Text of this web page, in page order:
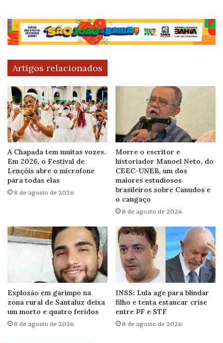
Artigos relacionados
A Chapada tem muitas vozes.
Em 2026, o Festival de
Lençóis abre o microfone
para todas elas
8 de agosto de 2026
Morre o escritor e
historiador Manoel Neto, do
CEEC-UNEB, um dos
maiores estudiosos
brasileiros sobre Canudos e
o cangaço
8 de agosto de 2026
Explosão em garimpo na
zona rural de Santaluz deixa
um morto e quatro feridos
8 de agosto de 2026
INSS: Lula age para blindar
filho e tenta estancar crise
entre PF e STF
8 de agosto de 2026